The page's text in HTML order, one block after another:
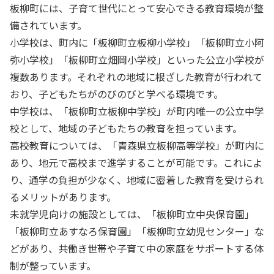
板柳町には、子育て世代にとって安心できる教育環境が整
備されています。
小学校は、町内に「板柳町立板柳小学校」「板柳町立小阿
弥小学校」「板柳町立畑岡小学校」といった公立小学校が
複数あります。それぞれの地域に根ざした教育が行われて
おり、子どもたちがのびのびと学べる環境です。
中学校は、「板柳町立板柳中学校」が町内唯一の公立中学
校として、地域の子どもたちの教育を担っています。
高校教育については、「青森県立板柳高等学校」が町内に
あり、地元で高校まで進学することが可能です。これによ
り、通学の負担が少なく、地域に密着した教育を受けられ
るメリットがあります。
未就学児向けの施設としては、「板柳町立中央保育園」
「板柳町立あすなろ保育園」「板柳町立幼児センター」な
どがあり、共働き世帯や子育て中の家庭をサポートする体
制が整っています。